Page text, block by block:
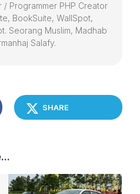
Programmer PHP Creator
BookSuite, WallSpot,
Seorang Muslim, Madhab
Salafy.
SHARE